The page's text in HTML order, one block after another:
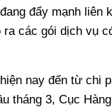
đẩy mạnh liên
các gói dịch vụ
nay đến từ chi
tháng 3, Cục